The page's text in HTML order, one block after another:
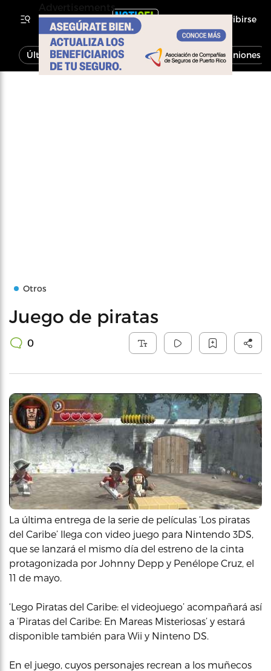
Inscribirse
Última Hora Noticias Economía Opiniones
Otros
Juego de piratas
0
La última entrega de la serie de películas ‘Los piratas
del Caribe’ llega con video juego para Nintendo 3DS,
que se lanzará el mismo día del estreno de la cinta
protagonizada por Johnny Depp y Penélope Cruz, el
11 de mayo.
‘Lego Piratas del Caribe: el videojuego’ acompañará así
a ‘Piratas del Caribe: En Mareas Misteriosas’ y estará
disponible también para Wii y Ninteno DS.
En el juego, cuyos personajes recrean a los muñecos
Advertisements